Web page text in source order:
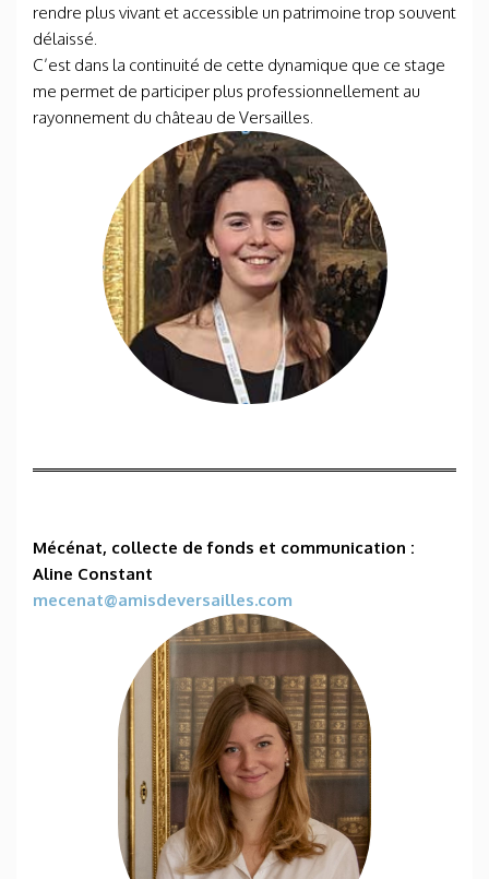
rendre plus vivant et accessible un patrimoine trop souvent
délaissé.
C’est dans la continuité de cette dynamique que ce stage
me permet de participer plus professionnellement au
rayonnement du château de Versailles.
Mécénat, collecte de fonds et communication :
Aline Constant
mecenat@amisdeversailles.com